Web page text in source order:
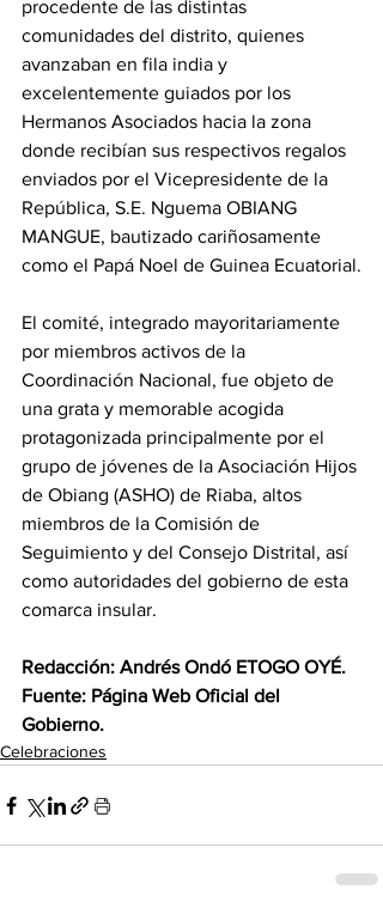
procedente de las distintas
comunidades del distrito, quienes
avanzaban en fila india y
excelentemente guiados por los
Hermanos Asociados hacia la zona
donde recibían sus respectivos regalos
enviados por el Vicepresidente de la
República, S.E. Nguema OBIANG
MANGUE, bautizado cariñosamente
como el Papá Noel de Guinea Ecuatorial.
‎El comité, integrado mayoritariamente
por miembros activos de la
Coordinación Nacional, fue objeto de
una grata y memorable acogida
protagonizada principalmente por el
grupo de jóvenes de la Asociación Hijos
de Obiang (ASHO) de Riaba, altos
miembros de la Comisión de
Seguimiento y del Consejo Distrital, así
como autoridades del gobierno de esta
comarca insular.
‎Redacción: Andrés Ondó ETOGO OYÉ.
‎Fuente: Página Web Oficial del
Gobierno.
Celebraciones